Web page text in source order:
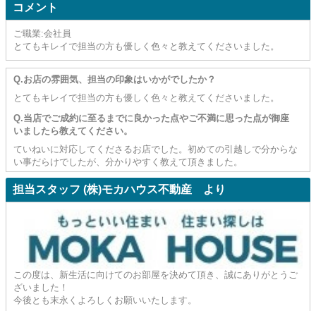
コメント
ご職業:会社員
とてもキレイで担当の方も優しく色々と教えてくださいました。
Q.お店の雰囲気、担当の印象はいかがでしたか？
とてもキレイで担当の方も優しく色々と教えてくださいました。
Q.当店でご成約に至るまでに良かった点やご不満に思った点が御座
いましたら教えてください。
ていねいに対応してくださるお店でした。初めての引越しで分からな
い事だらけでしたが、分かりやすく教えて頂きました。
担当スタッフ (株)モカハウス不動産 より
この度は、新生活に向けてのお部屋を決めて頂き、誠にありがとうご
ざいました！
今後とも末永くよろしくお願いいたします。